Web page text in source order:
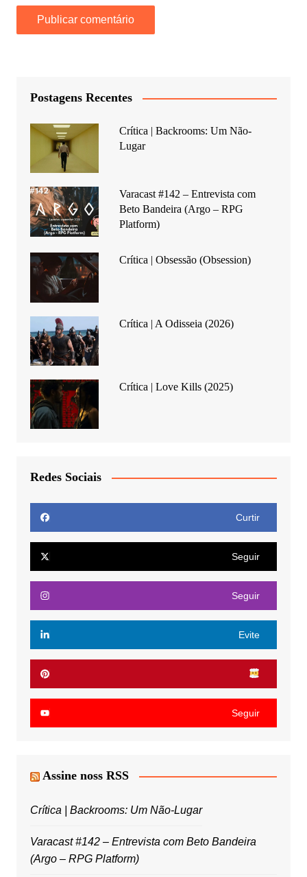
Postagens Recentes
Crítica | Backrooms: Um Não-
Lugar
Varacast #142 – Entrevista com
Beto Bandeira (Argo – RPG
Platform)
Crítica | Obsessão (Obsession)
Crítica | A Odisseia (2026)
Crítica | Love Kills (2025)
Redes Sociais
Curtir
Seguir
Seguir
Evite
Seguir
Assine noss RSS
Crítica | Backrooms: Um Não-Lugar
Varacast #142 – Entrevista com Beto Bandeira
(Argo – RPG Platform)